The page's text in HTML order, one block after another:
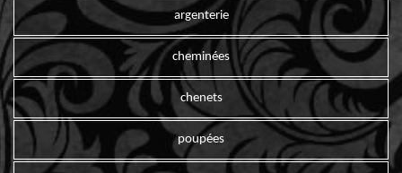
argenterie
cheminées
chenets
poupées